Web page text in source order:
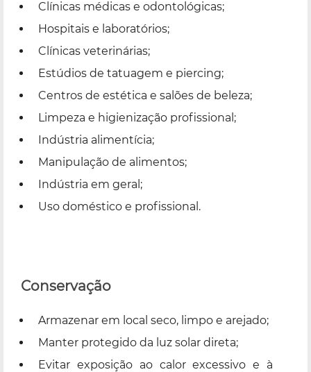
Clínicas médicas e odontológicas;
Hospitais e laboratórios;
Clínicas veterinárias;
Estúdios de tatuagem e piercing;
Centros de estética e salões de beleza;
Limpeza e higienização profissional;
Indústria alimentícia;
Manipulação de alimentos;
Indústria em geral;
Uso doméstico e profissional.
Conservação
Armazenar em local seco, limpo e arejado;
Manter protegido da luz solar direta;
Evitar exposição ao calor excessivo e à